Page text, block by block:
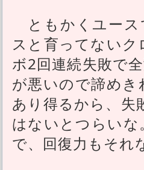
ともかくユース
スと育ってない
ボ2回連続失敗で
が悪いので諦め
あり得るから、失
はないとつらい
で、回復力もそれ